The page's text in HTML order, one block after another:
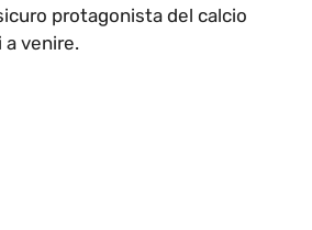
protagonista del calcio
a venire.